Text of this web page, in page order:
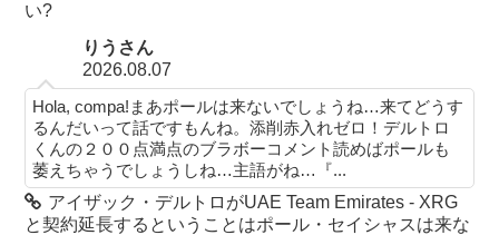
い?
りうさん
2026.08.07
Hola, compa!まあポールは来ないでしょうね…来てどうす
るんだいって話ですもんね。添削赤入れゼロ！デルトロ
くんの２００点満点のブラボーコメント読めばポールも
萎えちゃうでしょうしね…主語がね…『...
アイザック・デルトロがUAE Team Emirates - XRG
と契約延長するということはポール・セイシャスは来な